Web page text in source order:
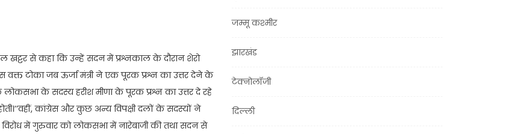
खट्टर से कहा कि उन्हें सदन में प्रश्नकाल के दौरान शेरो
वक्त टोका जब ऊर्जा मंत्री ने एक पूरक प्रश्न का उत्तर देने के
लोकसभा के सदस्य हरीश मीणा के पूरक प्रश्न का उत्तर दे रहे
कांग्रेस और कुछ अन्य विपक्षी दलों के सदस्यों ने
में गुरुवार को लोकसभा में नारेबाजी की तथा सदन से
जम्मू कश्मीर
झारखंड
टेक्नोलॉजी
दिल्ली